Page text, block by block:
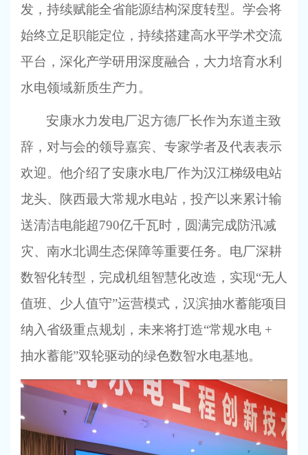
发，持续赋能全省能源结构深度转型。学会将
始终立足职能定位，持续搭建高水平学术交流
平台，深化产学研用深度融合，大力培育水利
水电领域新质生产力。
安康水力发电厂迟方德厂长作为东道主致
辞，对与会的领导嘉宾、专家学者及代表表示
欢迎。他介绍了安康水电厂作为汉江梯级电站
龙头、陕西最大常规水电站，投产以来累计输
送清洁电能超790亿千瓦时，圆满完成防汛减
灾、南水北调生态保障等重要任务。电厂深耕
数智化转型，完成机组智慧化改造，实现“无人
值班、少人值守”运营模式，汉滨抽水蓄能项目
纳入省级重点规划，未来将打造“常规水电 +
抽水蓄能”双轮驱动的绿色数智水电基地。